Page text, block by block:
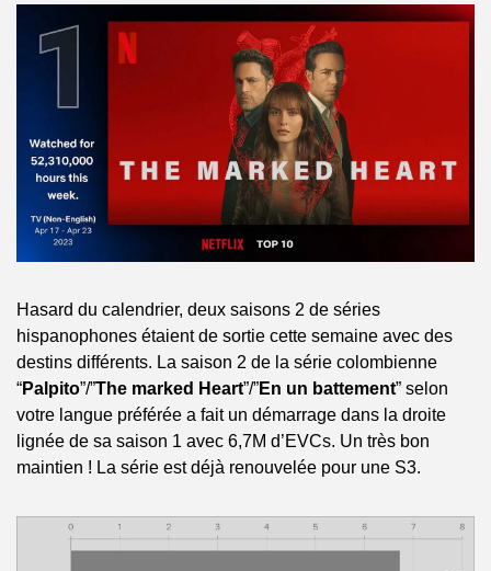
Hasard du calendrier, deux saisons 2 de séries
hispanophones étaient de sortie cette semaine avec des
destins différents. La saison 2 de la série colombienne
“Palpito”/”The marked Heart”/”En un battement” selon
votre langue préférée a fait un démarrage dans la droite
lignée de sa saison 1 avec 6,7M d’EVCs. Un très bon
maintien ! La série est déjà renouvelée pour une S3.